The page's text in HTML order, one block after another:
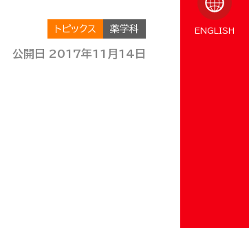
ENGLISH
トピックス 薬学科
公開日 2017年11月14日